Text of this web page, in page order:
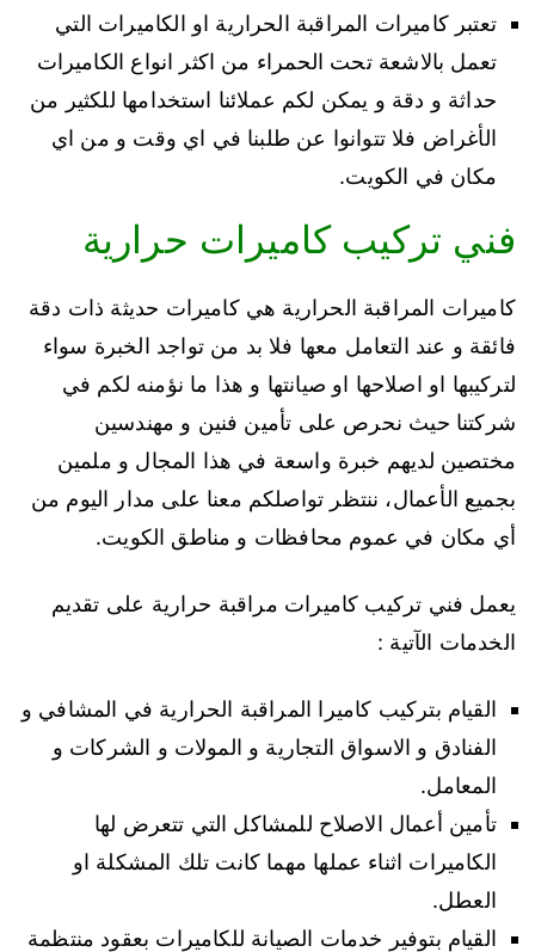
تعتبر كاميرات المراقبة الحرارية او الكاميرات التي
تعمل بالاشعة تحت الحمراء من اكثر انواع الكاميرات
حداثة و دقة و يمكن لكم عملائنا استخدامها للكثير من
الأغراض فلا تتوانوا عن طلبنا في اي وقت و من اي
مكان في الكويت.
فني تركيب كاميرات حرارية
كاميرات المراقبة الحرارية هي كاميرات حديثة ذات دقة
فائقة و عند التعامل معها فلا بد من تواجد الخبرة سواء
لتركيبها او اصلاحها او صيانتها و هذا ما نؤمنه لكم في
شركتنا حيث نحرص على تأمين فنين و مهندسين
مختصين لديهم خبرة واسعة في هذا المجال و ملمين
بجميع الأعمال، ننتظر تواصلكم معنا على مدار اليوم من
أي مكان في عموم محافظات و مناطق الكويت.
يعمل فني تركيب كاميرات مراقبة حرارية على تقديم
الخدمات الآتية :
القيام بتركيب كاميرا المراقبة الحرارية في المشافي و
الفنادق و الاسواق التجارية و المولات و الشركات و
المعامل.
تأمين أعمال الاصلاح للمشاكل التي تتعرض لها
الكاميرات اثناء عملها مهما كانت تلك المشكلة او
العطل.
القيام بتوفير خدمات الصيانة للكاميرات بعقود منتظمة